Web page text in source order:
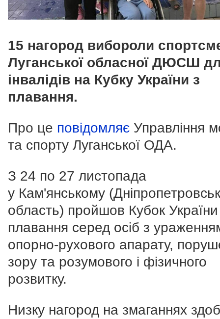
15 нагород вибороли
Луганської обласної ДЮСШ
інвалідів на Кубку України з
плавання.
Про це повідомляє Управління
та спорту Луганської ОДА.
З 24 по 27 листопада
у Кам'янському
область) пройшов Кубок
плавання серед осіб з
опорно-рухового апарату,
зору та розумового і фізичного
розвитку.
Низку нагород на змаганнях